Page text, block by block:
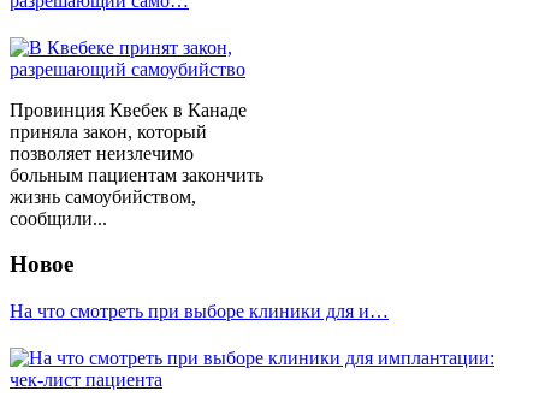
Провинция Квебек в Канаде
приняла закон, который
позволяет неизлечимо
больным пациентам закончить
жизнь самоубийством,
сообщили...
Новое
На что смотреть при выборе клиники для и…